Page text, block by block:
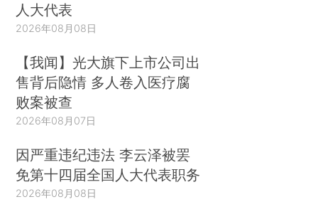
人大代表
2026年08月08日
【我闻】光大旗下上市公司出
售背后隐情 多人卷入医疗腐
败案被查
2026年08月07日
因严重违纪违法 李云泽被罢
免第十四届全国人大代表职务
2026年08月08日